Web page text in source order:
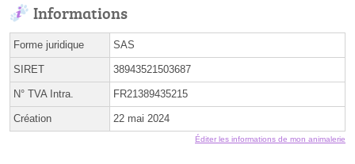
Informations
Forme juridique SAS
SIRET 38943521503687
N° TVA Intra. FR21389435215
Création 22 mai 2024
Éditer les informations de mon animalerie